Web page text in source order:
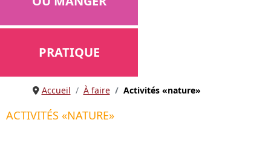
PRATIQUE
Accueil À faire Activités «nature»
ACTIVITÉS «NATURE»